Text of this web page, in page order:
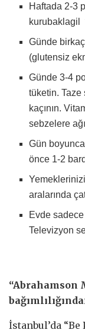
Haftada 2-3
kurubaklagil
Günde
(glutensiz
Günde 3-4
tüketin.
kaçının.
sebzelere
Gün
önce 1-2
aralarında
Evde sadece
Televizyon
“Abrahamson
İstanbul’da “Be